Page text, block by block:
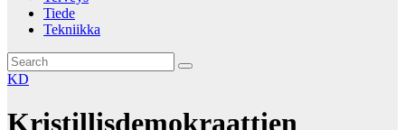
Tiede
Tekniikka
KD
Kristillisdemokraattien